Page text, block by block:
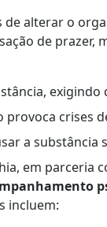
de alterar o
de prazer,
exigindo
provoca crises
a
em parceria
incluem: